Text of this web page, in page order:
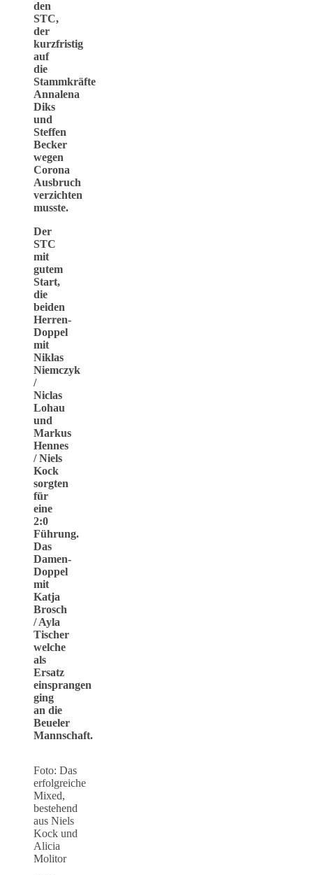
den
STC,
der
kurzfristig
auf
die
Stammkräfte
Annalena
Diks
und
Steffen
Becker
wegen
Corona
Ausbruch
verzichten
musste.
Der
STC
mit
gutem
Start,
die
beiden
Herren-
Doppel
mit
Niklas
Niemczyk
/
Niclas
Lohau
und
Markus
Hennes
/ Niels
Kock
sorgten
für
eine
2:0
Führung.
Das
Damen-
Doppel
mit
Katja
Brosch
/ Ayla
Tischer
welche
als
Ersatz
einsprangen
ging
an die
Beueler
Mannschaft.
Foto: Das
erfolgreiche
Mixed,
bestehend
aus Niels
Kock und
Alicia
Molitor